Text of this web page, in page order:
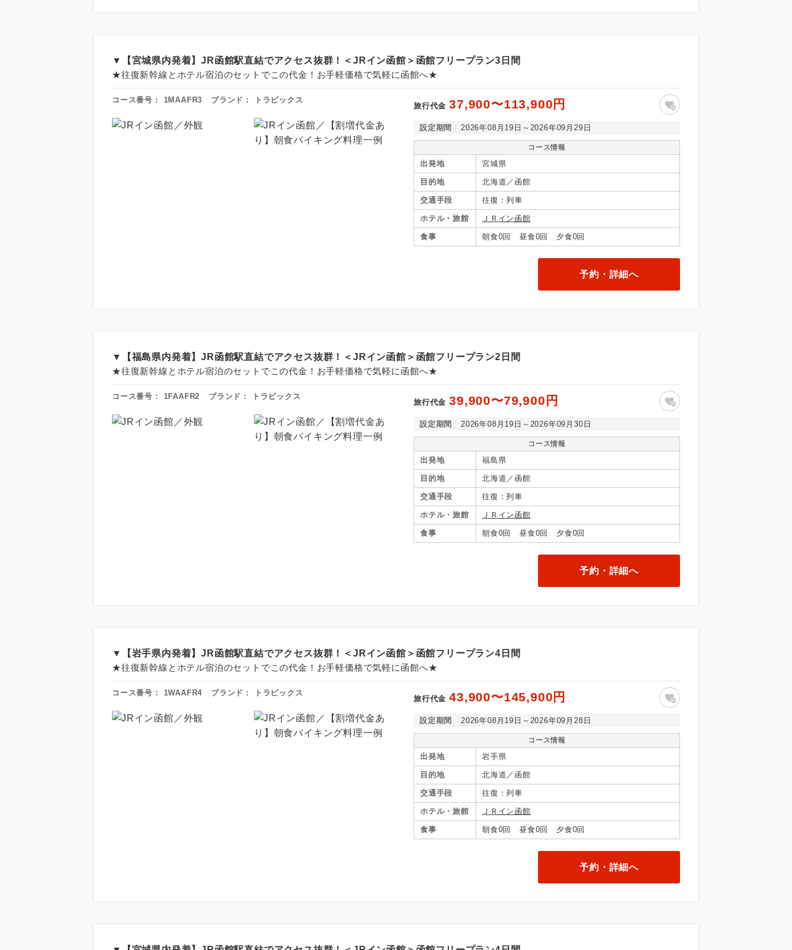
▼【宮城県内発着】JR函館駅直結でアクセス抜群！＜JRイン函館＞函館フリープラン3日間
★往復新幹線とホテル宿泊のセットでこの代金！お手軽価格で気軽に函館へ★
コース番号： 1MAAFR3 ブランド： トラピックス
旅行代金 37,900〜113,900円
設定期間 2026年08月19日～2026年09月29日
コース情報
出発地 宮城県
目的地 北海道／函館
交通手段 往復：列車
ホテル・旅館 ＪＲイン函館
食事 朝食0回 昼食0回 夕食0回
予約・詳細へ
▼【福島県内発着】JR函館駅直結でアクセス抜群！＜JRイン函館＞函館フリープラン2日間
★往復新幹線とホテル宿泊のセットでこの代金！お手軽価格で気軽に函館へ★
コース番号： 1FAAFR2 ブランド： トラピックス
旅行代金 39,900〜79,900円
設定期間 2026年08月19日～2026年09月30日
コース情報
出発地 福島県
目的地 北海道／函館
交通手段 往復：列車
ホテル・旅館 ＪＲイン函館
食事 朝食0回 昼食0回 夕食0回
予約・詳細へ
▼【岩手県内発着】JR函館駅直結でアクセス抜群！＜JRイン函館＞函館フリープラン4日間
★往復新幹線とホテル宿泊のセットでこの代金！お手軽価格で気軽に函館へ★
コース番号： 1WAAFR4 ブランド： トラピックス
旅行代金 43,900〜145,900円
設定期間 2026年08月19日～2026年09月28日
コース情報
出発地 岩手県
目的地 北海道／函館
交通手段 往復：列車
ホテル・旅館 ＪＲイン函館
食事 朝食0回 昼食0回 夕食0回
予約・詳細へ
す。
現地到着空港（駅）から最終日出発空港（駅）まで添乗員が
早期割引 早期申込割引対象コースです。